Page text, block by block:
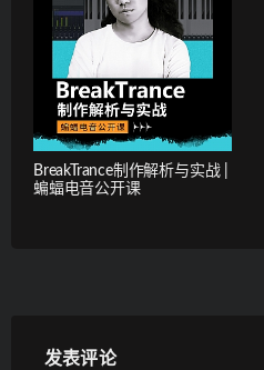
BreakTrance制作解析与实战 |
蝙蝠电音公开课
发表评论